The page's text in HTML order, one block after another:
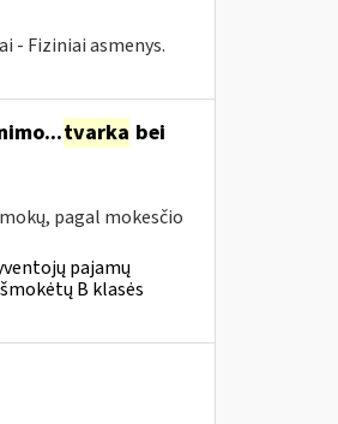
- Fiziniai asmenys.
tvarka bei
pagal mokesčio
pajamų
B klasės